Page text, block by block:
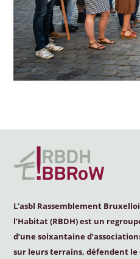
L’asbl Rassemblement
l’Habitat (RBDH) est un
d’une soixantaine
sur leurs terrains, défendent le